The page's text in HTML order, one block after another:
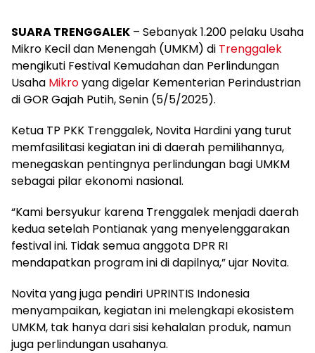
SUARA TRENGGALEK – Sebanyak 1.200 pelaku Usaha
Mikro Kecil dan Menengah (UMKM) di Trenggalek
mengikuti Festival Kemudahan dan Perlindungan
Usaha Mikroyang digelar Kementerian Perindustrian
di GOR Gajah Putih, Senin (5/5/2025).
Ketua TP PKK Trenggalek, Novita Hardini yang turut
memfasilitasi kegiatan ini di daerah pemilihannya,
menegaskan pentingnya perlindungan bagi UMKM
sebagai pilar ekonomi nasional.
“Kami bersyukur karena Trenggalek menjadi daerah
kedua setelah Pontianak yang menyelenggarakan
festival ini. Tidak semua anggota DPR RI
mendapatkan program ini di dapilnya,” ujar Novita.
Novita yang juga pendiri UPRINTIS Indonesia
menyampaikan, kegiatan ini melengkapi ekosistem
UMKM, tak hanya dari sisi kehalalan produk, namun
juga perlindungan usahanya.